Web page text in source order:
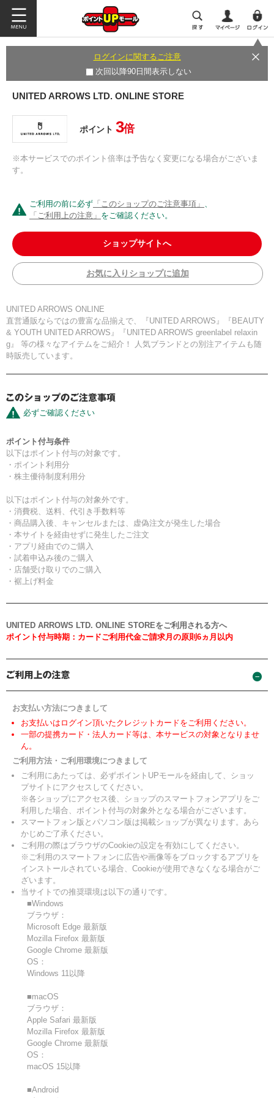
ログインに関するご注意
次回以降90日間表示しない
UNITED ARROWS LTD. ONLINE STORE
ポイント 3倍
※本サービスでのポイント倍率は予告なく変更になる場合がございま
す。
ご利用の前に必ず 「このショップのご注意事項」 、
「ご利用上の注意」 をご確認ください。
ショップサイトへ
お気に入りショップに追加
UNITED ARROWS ONLINE
直営通販ならではの豊富な品揃えで、『UNITED ARROWS』『BEAUTY
& YOUTH UNITED ARROWS』『UNITED ARROWS greenlabel relaxin
g』 等の様々なアイテムをご紹介！ 人気ブランドとの別注アイテムも随
時販売しています。
必ずご確認ください
ポイント付与条件
以下はポイント付与の対象です。
・ポイント利用分
・株主優待制度利用分
以下はポイント付与の対象外です。
・消費税、送料、代引き手数料等
・商品購入後、キャンセルまたは、虚偽注文が発生した場合
・本サイトを経由せずに発生したご注文
・アプリ経由でのご購入
・試着申込み後のご購入
・店舗受け取りでのご購入
・裾上げ料金
UNITED ARROWS LTD. ONLINE STOREをご利用される方へ
ポイント付与時期：カードご利用代金ご請求月の原則6ヵ月以内
お支払い方法につきまして
お支払いはログイン頂いたクレジットカードをご利用ください。
一部の提携カード・法人カード等は、本サービスの対象となりませ
ん。
ご利用方法・ご利用環境につきまして
ご利用にあたっては、必ずポイントUPモールを経由して、ショッ
プサイトにアクセスしてください。
※各ショップにアクセス後、ショップのスマートフォンアプリをご
利用した場合、ポイント付与の対象外となる場合がございます。
スマートフォン版とパソコン版は掲載ショップが異なります。あら
かじめご了承ください。
ご利用の際はブラウザのCookieの設定を有効にしてください。
※ご利用のスマートフォンに広告や画像等をブロックするアプリを
インストールされている場合、Cookieが使用できなくなる場合がご
ざいます。
当サイトでの推奨環境は以下の通りです。
■Windows
ブラウザ：
Microsoft Edge 最新版
Mozilla Firefox 最新版
Google Chrome 最新版
OS：
Windows 11以降
■macOS
ブラウザ：
Apple Safari 最新版
Mozilla Firefox 最新版
Google Chrome 最新版
OS：
macOS 15以降
■Android